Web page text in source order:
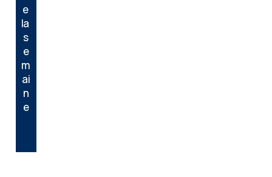
e
la
s
e
m
ai
n
e